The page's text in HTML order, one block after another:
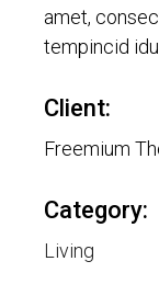
amet,
tempincid
Client:
Freemium
Category:
Living